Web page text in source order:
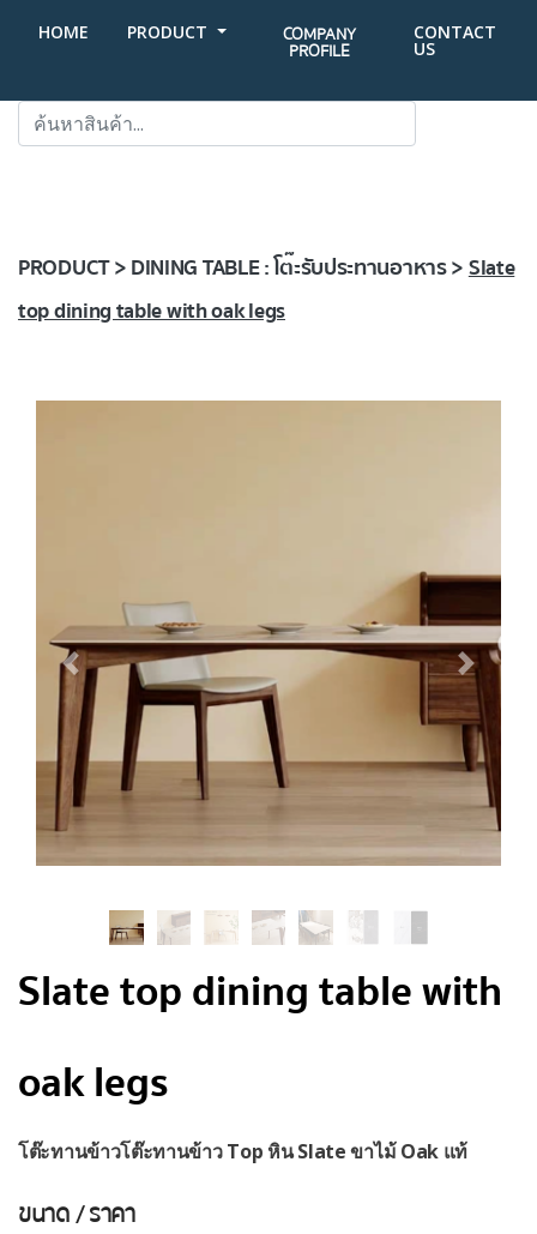
HOME PRODUCT COMPANY
PROFILE
CONTACT
US
PRODUCT > DINING TABLE : โต๊ะรับประทานอาหาร >Slate
top dining table with oak legs
Slate top dining table with
oak legs
โต๊ะทานข้าวโต๊ะทานข้าว Top หิน Slate ขาไม้ Oak แท้
ขนาด / ราคา